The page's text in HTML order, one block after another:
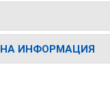
ИНФОРМАЦИЯ